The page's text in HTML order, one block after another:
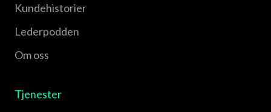
Kundehistorier
Lederpodden
Om oss
Tjenester